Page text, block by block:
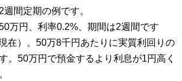
間定期の例です。
万円、利率0.2%、期間は2週間です
在）。50万8千円あたりに実質利回りの
。50万円で預金するより利息が1円高く